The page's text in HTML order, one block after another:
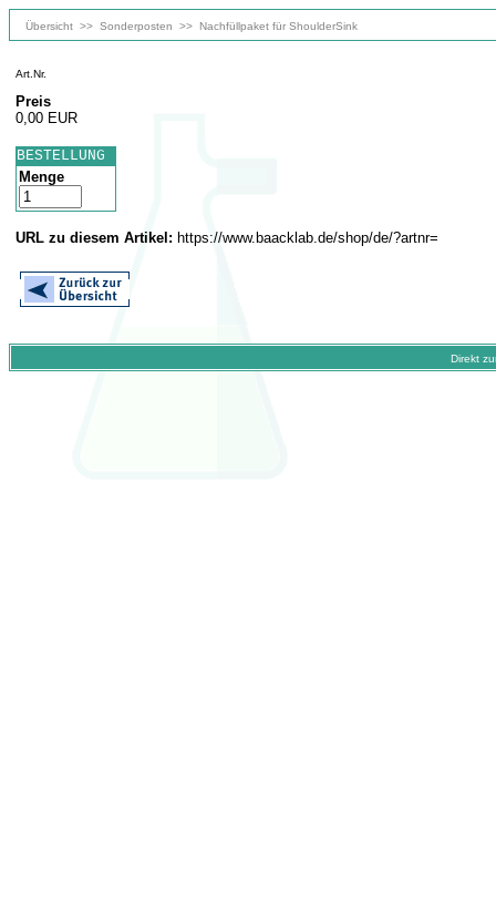
Übersicht >> Sonderposten >> Nachfüllpaket für ShoulderSink
Art.Nr.
Preis
0,00 EUR
BESTELLUNG
Menge
URL zu diesem Artikel: https://www.baacklab.de/shop/de/?artnr=
Direkt